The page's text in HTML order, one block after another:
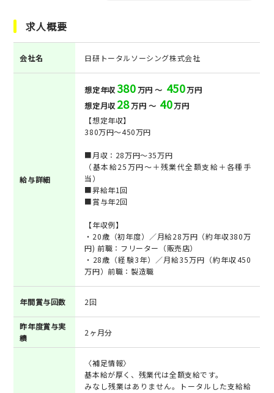
求人概要
会社名 日研トータルソーシング株式会社
給与詳細
想定年収380万円 ～ 450万円
想定月収 28万円 ～ 40万円
【想定年収】
380万円～450万円
■月収：28万円～35万円
（基本給25万円～＋残業代全額支給＋各種手
当）
■昇給年1回
■賞与年2回
【年収例】
・20歳（初年度）／月給28万円（約年収380万
円) 前職：フリーター（販売店）
・28歳（経験3年）／月給35万円（約年収450
万円）前職：製造職
年間賞与回数 2回
昨年度賞与実
績
2ヶ月分
〈補足情報〉
基本給が厚く、残業代は全額支給です。
みなし残業はありません。トータルした支給給